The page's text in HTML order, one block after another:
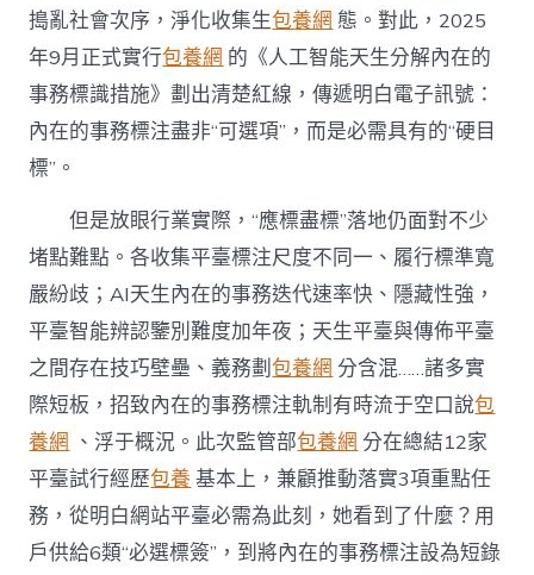
搗亂社會次序，淨化收集生包養網 態。對此，2025
年9月正式實行包養網 的《人工智能天生分解內在的
事務標識措施》劃出清楚紅線，傳遞明白電子訊號：
內在的事務標注盡非“可選項”，而是必需具有的“硬目
標”。
但是放眼行業實際，“應標盡標”落地仍面對不少
堵點難點。各收集平臺標注尺度不同一、履行標準寬
嚴紛歧；AI天生內在的事務迭代速率快、隱藏性強，
平臺智能辨認鑒別難度加年夜；天生平臺與傳佈平臺
之間存在技巧壁壘、義務劃包養網 分含混……諸多實
際短板，招致內在的事務標注軌制有時流于空口說包
養網 、浮于概況。此次監管部包養網 分在總結12家
平臺試行經歷包養 基本上，兼顧推動落實3項重點任
務，從明白網站平臺必需為此刻，她看到了什麼？用
戶供給6類“必選標簽”，到將內在的事務標注設為短錄